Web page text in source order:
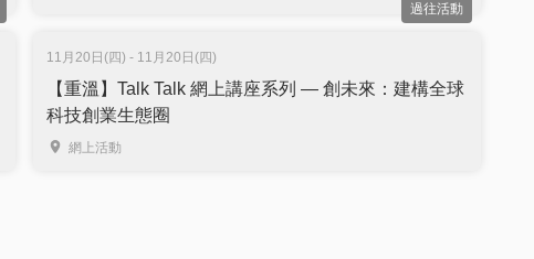
過往活動
11月20日(四) - 11月20日(四)
【重溫】Talk Talk 網上講座系列 — 創未來：建構全球
科技創業生態圈
網上活動